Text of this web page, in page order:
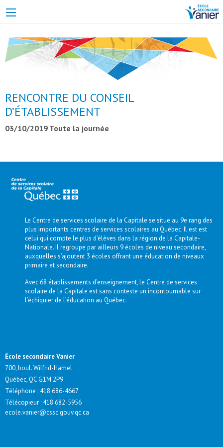
RENCONTRE DU CONSEIL
D’ÉTABLISSEMENT
03/10/2019 Toute la journée
Le Centre de services scolaire de la Capitale se situe au 9e rang des
plus importants centres de services scolaires au Québec. Il est est
celui qui compte le plus d’élèves dans la région de la Capitale-
Nationale. Il regroupe par ailleurs 9 écoles de niveau secondaire,
auxquelles s’ajoutent 3 écoles offrant une éducation de niveaux
primaire et secondaire.
Avec 68 établissements d’enseignement, le Centre de services
scolaire de la Capitale est sans conteste un incontournable sur
l’échiquier de l’éducation au Québec.
École secondaire Vanier
700, boul. Wilfrid-Hamel
Québec, QC G1M 2P9
Téléphone : 418 686-4667
Télécopieur : 418 682-5956
ecole.vanier@cssc.gouv.qc.ca